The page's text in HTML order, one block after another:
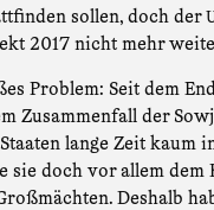
sollen, doch der
2017 nicht mehr
Problem: Seit dem
Zusammenfall der
lange Zeit kaum
sie doch vor allem dem
Deshalb